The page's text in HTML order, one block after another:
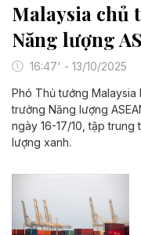
Malaysia
Năng lượng
16:47' - 13/10/2025
Phó Thủ tướng Malaysia
trưởng Năng lượng
ngày 16-17/10, tập
lượng xanh.